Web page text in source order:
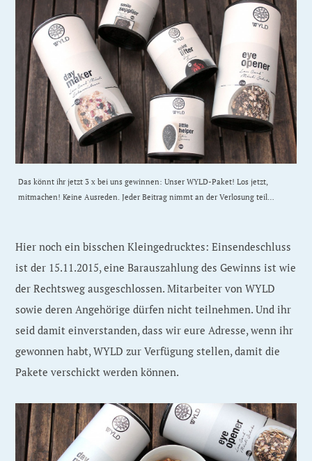
Das könnt ihr jetzt 3 x bei uns gewinnen: Unser WYLD-Paket! Los jetzt,
mitmachen! Keine Ausreden. Jeder Beitrag nimmt an der Verlosung teil…
Hier noch ein bisschen Kleingedrucktes: Einsendeschluss
ist der 15.11.2015, eine Barauszahlung des Gewinns ist wie
der Rechtsweg ausgeschlossen. Mitarbeiter von WYLD
sowie deren Angehörige dürfen nicht teilnehmen. Und ihr
seid damit einverstanden, dass wir eure Adresse, wenn ihr
gewonnen habt, WYLD zur Verfügung stellen, damit die
Pakete verschickt werden können.